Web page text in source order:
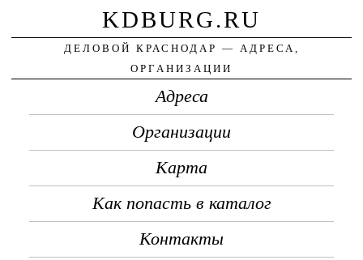
KDBURG.RU
ДЕЛОВОЙ КРАСНОДАР — АДРЕСА,
ОРГАНИЗАЦИИ
Адреса
Организации
Карта
Как попасть в каталог
Контакты